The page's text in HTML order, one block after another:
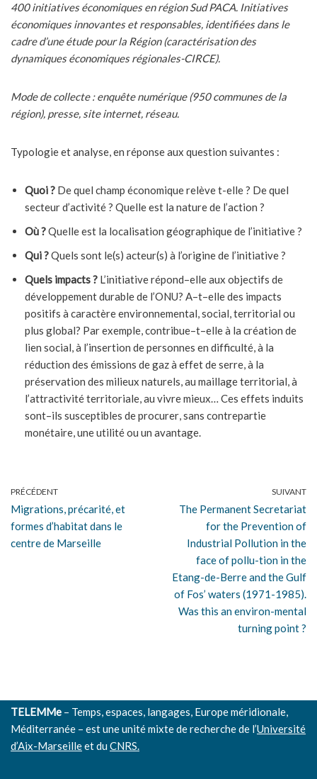
400 initiatives économiques en région Sud PACA. Initiatives
économiques innovantes et responsables, identifiées dans le
cadre d’une étude pour la Région (caractérisation des
dynamiques économiques régionales-CIRCE).
Mode de collecte : enquête numérique (950 communes de la
région), presse, site internet, réseau.
Typologie et analyse, en réponse aux question suivantes :
Quoi ? De quel champ économique relève t-elle ? De quel
secteur d’activité ? Quelle est la nature de l’action ?
Où ?Quelle est la localisation géographique de l’initiative ?
Qui ?Quels sont le(s) acteur(s) à l’origine de l’initiative ?
Quels impacts? L’initiative répond–elle aux objectifs de
développement durable de l’ONU? A–t–elle des impacts
positifs à caractère environnemental, social, territorial ou
plus global? Par exemple, contribue–t–elle à la création de
lien social, à l’insertion de personnes en difficulté, à la
réduction des émissions de gaz à effet de serre, à la
préservation des milieux naturels, au maillage territorial, à
l’attractivité territoriale, au vivre mieux… Ces effets induits
sont–ils susceptibles de procurer, sans contrepartie
monétaire, une utilité ou un avantage.
PRÉCÉDENT
Migrations, précarité, et
formes d’habitat dans le
centre de Marseille
SUIVANT
The Permanent Secretariat
for the Prevention of
Industrial Pollution in the
face of pollu-tion in the
Etang-de-Berre and the Gulf
of Fos’ waters (1971-1985).
Was this an environ-mental
turning point ?
TELEMMe – Temps, espaces, langages, Europe méridionale,
Méditerranée – est une unité mixte de recherche de l’Université
d’Aix-Marseilleet duCNRS.